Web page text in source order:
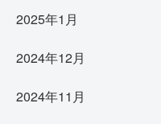
2025年1月
2024年12月
2024年11月